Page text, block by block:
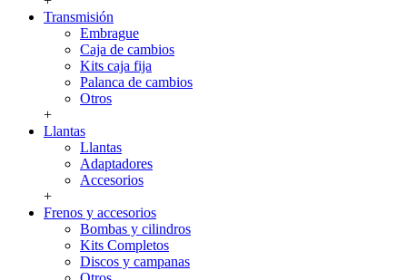
Transmisión
Embrague
Caja de cambios
Kits caja fija
Palanca de cambios
Otros
+
Llantas
Llantas
Adaptadores
Accesorios
+
Frenos y accesorios
Bombas y cilindros
Kits Completos
Discos y campanas